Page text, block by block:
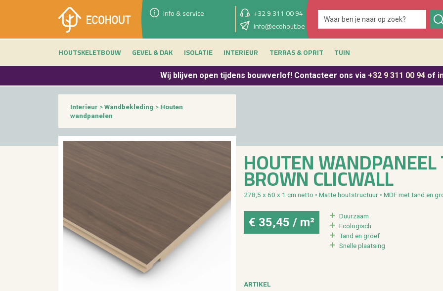
info & service +32 9 311 00 94
showroom morgen
info@ecohout.be
9u - 12u30 & 13u30 - 17u
HOUTSKELETBOUW
GEVEL & DAK ISOLATIE INTERIEUR TERRAS & OPRIT TUIN
Wij blijven open tijdens bouwverlof! Contacteer ons via +32 9 311 00 94 of
Interieur >Wandbekleding > Houten
wandpanelen
HOU­TEN
BROWN CLIC­WALL
278,5 x 60 x 1 cm netto • Matte hout­struc­tuur • MDF met tand en
€ 35,45 / m²
Duur­zaam
Eco­lo­gisch
Tand en groef
Snel­le plaat­sing
AR­TI­KEL